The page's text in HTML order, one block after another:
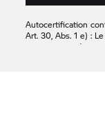
Autocertification
Art. 30, Abs. 1 e) :
propose que des